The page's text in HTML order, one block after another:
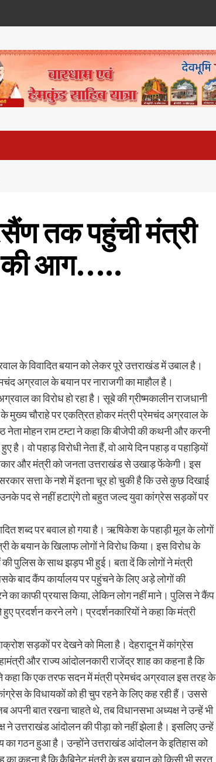
तक पहुंची मंत्री
की आग…..
के विवादित बयान को लेकर पूरे उत्तराखंड में उबाल है।
अग्रवाल के बयान पर नाराजगी का माहौल है।
का विरोध हो रहा है। सूबे की ग्रीष्मकालीन राजधानी
मुख्य चौराहे पर एकत्रित होकर मंत्री प्रेमचंद अग्रवाल के
मोहन राम टम्टा ने कहा कि बीजेपी की कथनी और करनी
वो पहाड़ विरोधी नेता हैं, वो आये दिन पहाड़ व पहाड़ियों
और मंत्री को जनता उत्तराखंड से उखाड़ फेंकेगी। इस
सत्ता के नशे में इतना चूर हो चुकी है कि उसे कुछ दिखाई
पद से नहीं हटाएंगे तो बहुत जल्द युवा कांग्रेस सड़कों पर
शब्द पर बवाल हो गया है। ऋषिकेश के पहाड़ी मूल के लोगों
के बयान के खिलाफ लोगों ने विरोध किया। इस विरोध के
पुलिस के साथ झड़प भी हुई। बता दें कि लोगों ने मंत्री
बाद कैंप कार्यालय पर पहुंचने के लिए अड़े लोगों की
काफी प्रयास किया, लेकिन लोग नहीं माने। पुलिस ने कैंप
प्रदर्शन करने लगे। प्रदर्शनकारियों ने कहा कि मंत्री
सड़कों पर देखने को मिला है। देहरादून में कांग्रेस
और राज्य आंदोलनकारी राजेंद्र शाह का कहना है कि
कहा कि एक तरफ सदन में मंत्री प्रेमचंद अग्रवाल इस तरह के
के विधायकों को ही चुप रहने के लिए कह रही हैं। उससे
बात रखना चाहते थे, तब विधानसभा अध्यक्ष ने उन्हें भी
ने उत्तराखंड आंदोलन की पीड़ा को नहीं झेला है। इसलिए उन्हें
का गठन हुआ है। उन्होंने उत्तराखंड आंदोलन के इतिहास को
कहना है कि कैबिनेट मंत्री के इस बयान को किसी भी सूरत